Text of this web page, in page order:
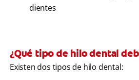
dientes
¿Qué tipo de hilo dental
Existen dos tipos de hilo dental: